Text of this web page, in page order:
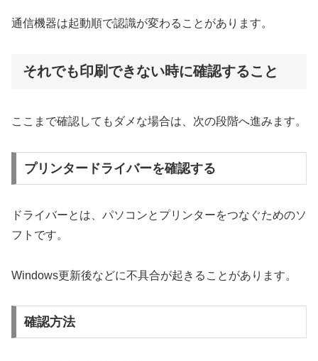
通信機器は起動順で認識が変わることがあります。
それでも印刷できない時に確認すること
ここまで確認してもダメな場合は、次の段階へ進みます。
プリンタードライバーを確認する
ドライバーとは、パソコンとプリンターをつなぐためのソ
フトです。
Windows更新後などに不具合が起きることがあります。
確認方法